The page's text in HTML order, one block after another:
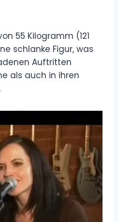
55 Kilogramm (121
schlanke Figur, was
Auftritten
als auch in ihren